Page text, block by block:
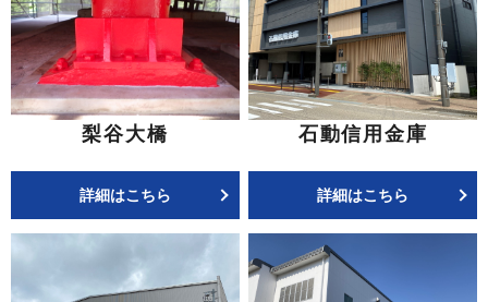
梨谷大橋
詳細はこちら
石動信用金庫
詳細はこちら